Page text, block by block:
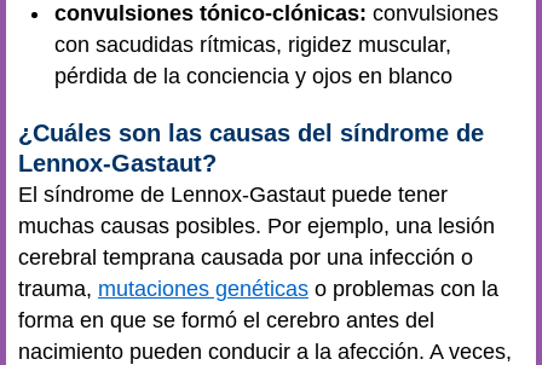
convulsiones tónico-clónicas: convulsiones
con sacudidas rítmicas, rigidez muscular,
pérdida de la conciencia y ojos en blanco
¿Cuáles son las causas del síndrome de
Lennox-Gastaut?
El síndrome de Lennox-Gastaut puede tener
muchas causas posibles. Por ejemplo, una lesión
cerebral temprana causada por una infección o
trauma, mutaciones genéticas o problemas con la
forma en que se formó el cerebro antes del
nacimiento pueden conducir a la afección. A veces,